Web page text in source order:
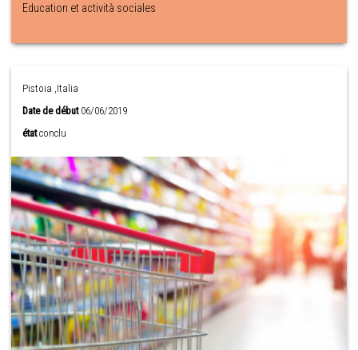
Education et actività sociales
Pistoia ,Italia
Date de début06/06/2019
état conclu